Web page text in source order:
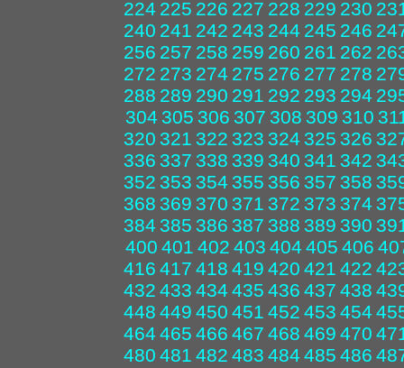
224 225 226 227 228 229 230
240 241 242 243 244 245 246
256 257 258 259 260 261 262
272 273 274 275 276 277 278
288 289 290 291 292 293 294
304 305 306 307 308 309 310
320 321 322 323 324 325 326
336 337 338 339 340 341 342
352 353 354 355 356 357 358
368 369 370 371 372 373 374
384 385 386 387 388 389 390
400 401 402 403 404 405 406
416 417 418 419 420 421 422
432 433 434 435 436 437 438
448 449 450 451 452 453 454
464 465 466 467 468 469 470
480 481 482 483 484 485 486